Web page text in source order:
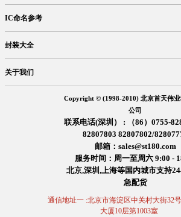
IC命名参考
封装大全
关于我们
Copyright © (1998-2010) 北京首天伟
公司
联系电话(深圳） : （86）0755-
82807803 82807802/
邮箱：sales@st180.com
服务时间：周一至周六 9:00 -
北京,深圳,上海等国内城市支持
急配货
通信地址一 :北京市海淀区中关村大街32
大厦10层第1003室